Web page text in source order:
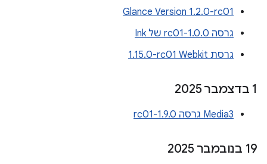
Glance Version 1.2.0-rc01
גרסה 1.0.0-rc01 של Ink
גרסת Webkit‏ ‎1.15.0-rc01
‫1 בדצמבר 2025
Media3 גרסה 1.9.0-rc01
‫19 בנובמבר 2025